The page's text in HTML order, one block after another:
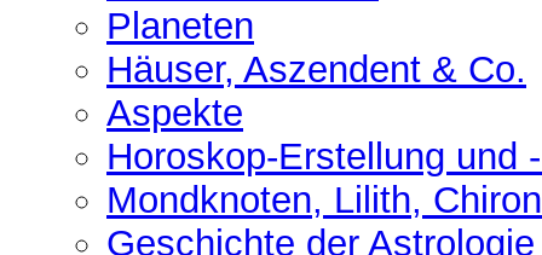
Planeten
Häuser, Aszendent & Co.
Aspekte
Horoskop-Erstellung und
Mondknoten, Lilith,
Geschichte der Astrologie